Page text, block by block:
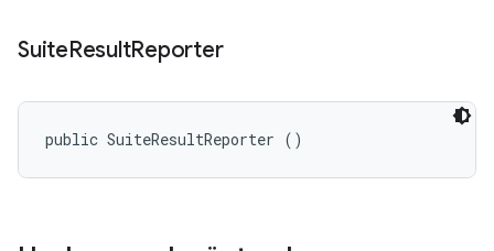
SuiteResultReporter
public SuiteResultReporter ()